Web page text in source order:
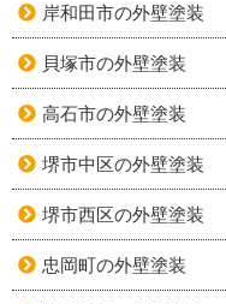
岸和田市の外壁塗装
貝塚市の外壁塗装
高石市の外壁塗装
堺市中区の外壁塗装
堺市西区の外壁塗装
忠岡町の外壁塗装